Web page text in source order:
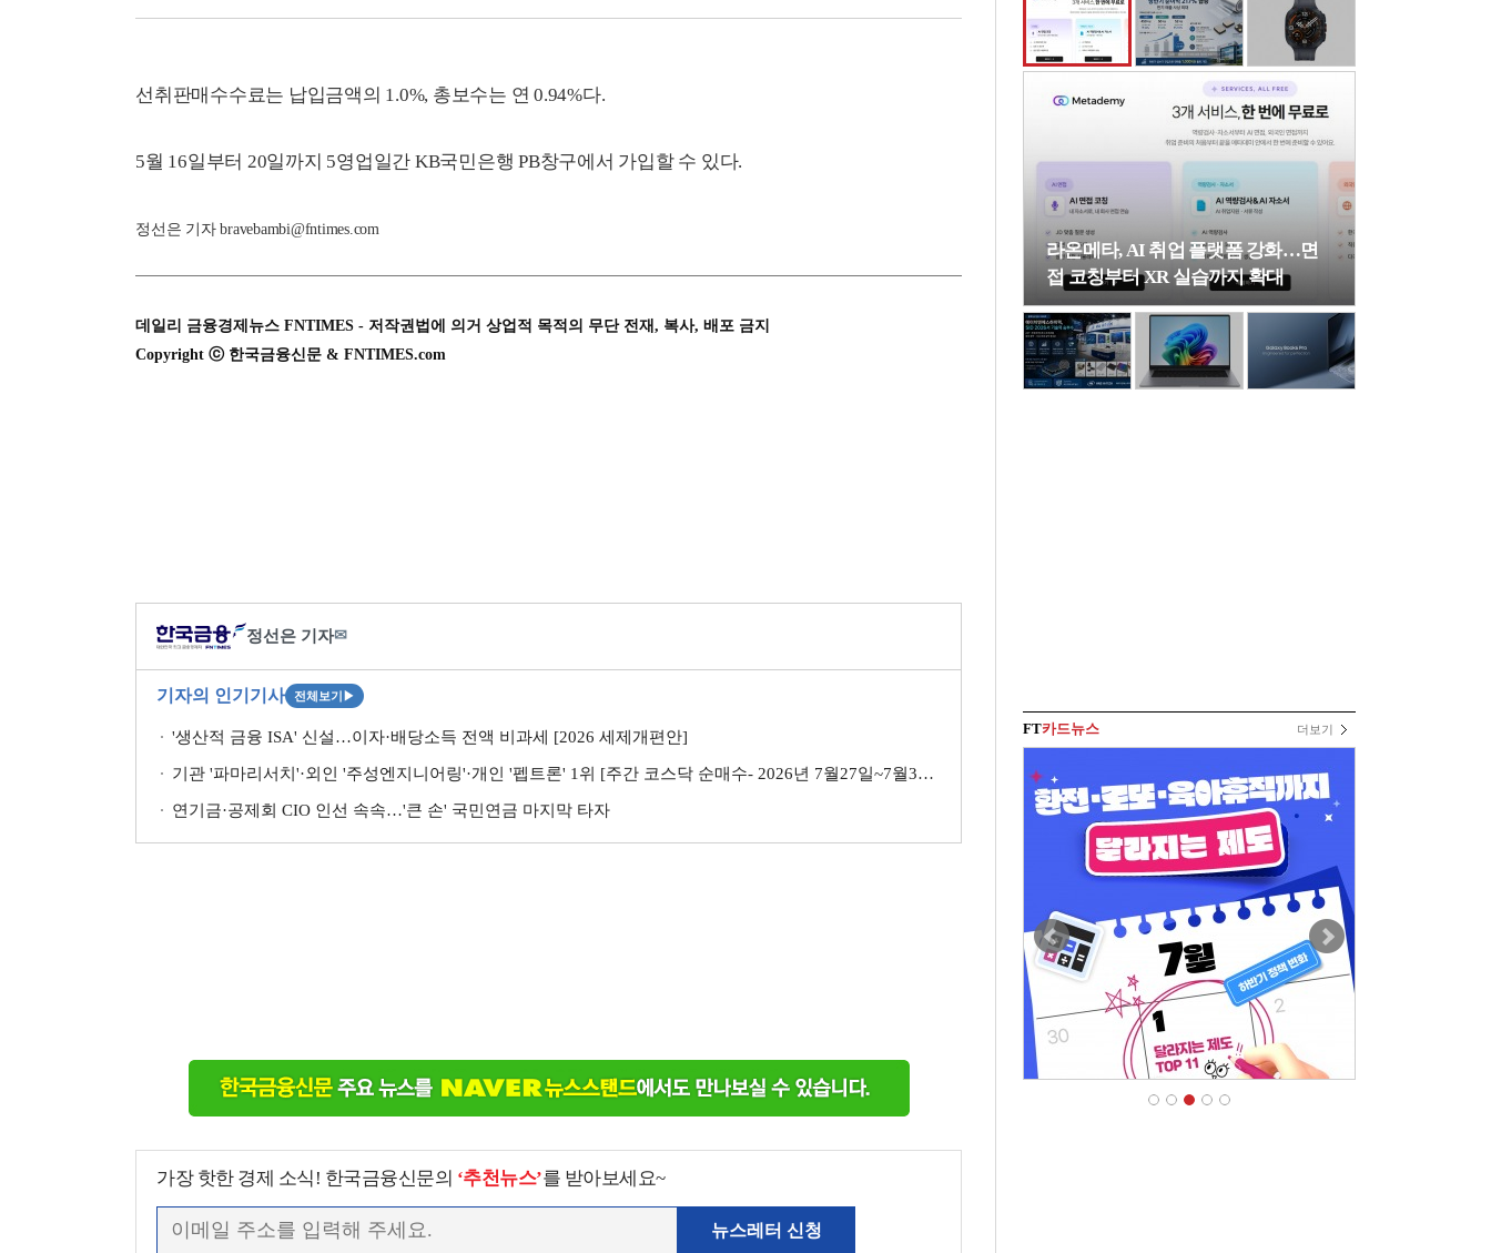
선취판매수수료는 납입금액의 1.0%, 총보수는 연 0.94%다.
5월 16일부터 20일까지 5영업일간 KB국민은행 PB창구에서 가입할 수 있다.
정선은 기자 bravebambi@fntimes.com
데일리 금융경제뉴스 FNTIMES - 저작권법에 의거 상업적 목적의 무단 전재, 복사, 배포 금지
Copyright ⓒ 한국금융신문 & FNTIMES.com
정선은 기자✉
기자의 인기기사 전체보기 ▶
'생산적 금융 ISA' 신설…이자·배당소득 전액 비과세 [2026 세제개편안]
기관 '파마리서치'·외인 '주성엔지니어링'·개인 '펩트론' 1위 [주간 코스닥 순매수- 2026년 7월27일~7월31일]
연기금·공제회 CIO 인선 속속…'큰 손' 국민연금 마지막 타자
가장 핫한 경제 소식! 한국금융신문의 ‘추천뉴스’를 받아보세요~
뉴스레터 신청
라온메타, AI 취업 플랫폼 강화…면
접 코칭부터 XR 실습까지 확대
FT카드뉴스 더보기